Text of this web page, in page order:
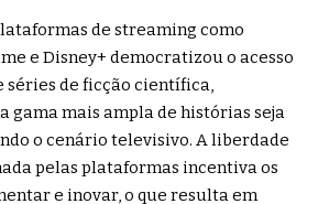
de streaming como
e Disney+ democratizou o acesso
séries de ficção científica,
gama mais ampla de histórias seja
o cenário televisivo. A liberdade
pelas plataformas incentiva os
e inovar, o que resulta em